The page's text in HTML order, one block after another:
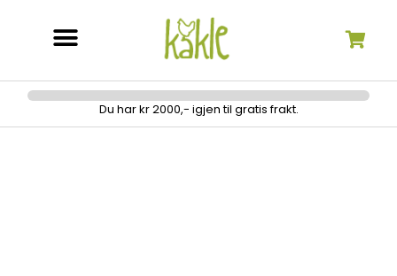
Du har kr 2000,- igjen til gratis frakt.